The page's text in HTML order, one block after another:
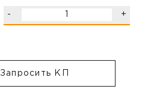
- +
Запросить КП